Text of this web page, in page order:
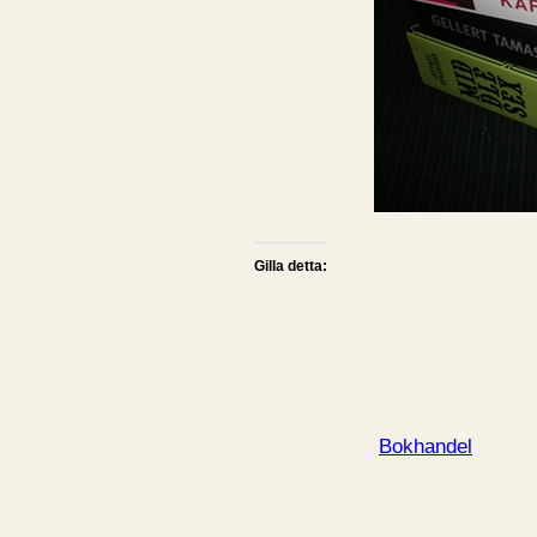
Gilla detta:
Bokhandel